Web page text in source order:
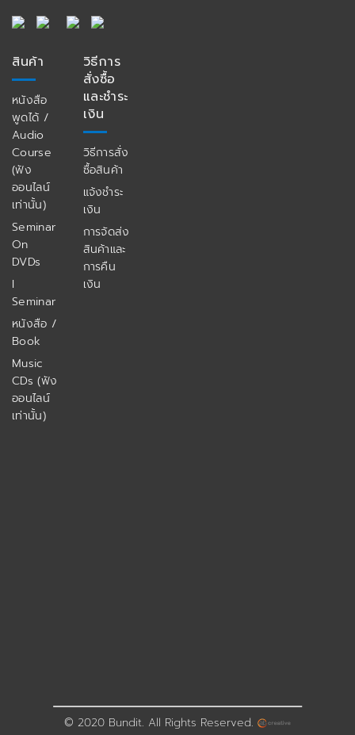
สินค้า
หนังสือ
พูดได้ /
Audio
Course
(ฟัง
ออนไลน์
เท่านั้น)
Seminar
On
DVDs
I
Seminar
หนังสือ /
Book
Music
CDs (ฟัง
ออนไลน์
เท่านั้น)
วิธีการ
สั่งซื้อ
และชำระ
เงิน
วิธีการสั่ง
ซื้อสินค้า
แจ้งชำระ
เงิน
การจัดส่ง
สินค้าและ
การคืน
เงิน
© 2020 Bundit. All Rights Reserved.